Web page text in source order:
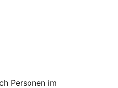
Personen im